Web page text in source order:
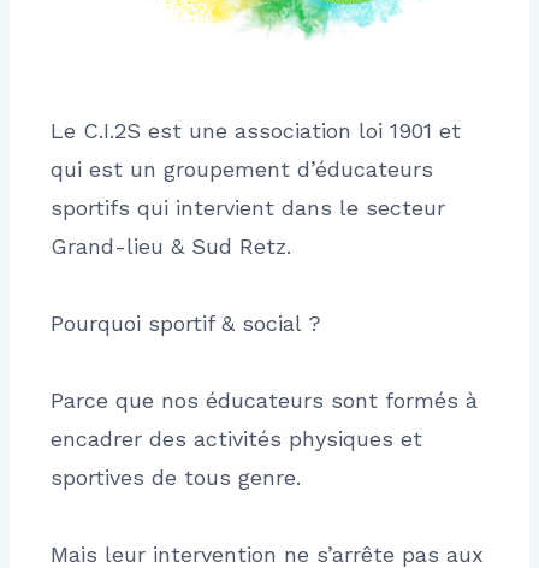
Le C.I.2S est une association loi 1901 et
qui est un groupement d’éducateurs
sportifs qui intervient dans le secteur
Grand-lieu & Sud Retz.
Pourquoi sportif & social ?
Parce que nos éducateurs sont formés à
encadrer des activités physiques et
sportives de tous genre.
Mais leur intervention ne s’arrête pas aux